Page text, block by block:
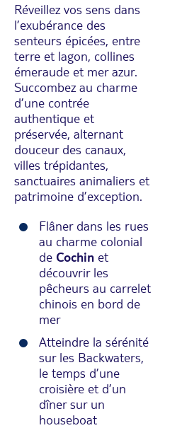
Réveillez vos sens dans
l’exubérance des
senteurs épicées, entre
terre et lagon, collines
émeraude et mer azur.
Succombez au charme
d’une contrée
authentique et
préservée, alternant
douceur des canaux,
villes trépidantes,
sanctuaires animaliers et
patrimoine d’exception.
Flâner dans les rues
au charme colonial
de Cochin et
découvrir les
pêcheurs au carrelet
chinois en bord de
mer
Atteindre la sérénité
sur les Backwaters,
le temps d’une
croisière et d’un
dîner sur un
houseboat